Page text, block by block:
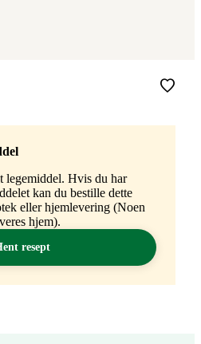
legemiddel. Hvis du har
kan du bestille dette
eller hjemlevering (Noen
hjem).
resept